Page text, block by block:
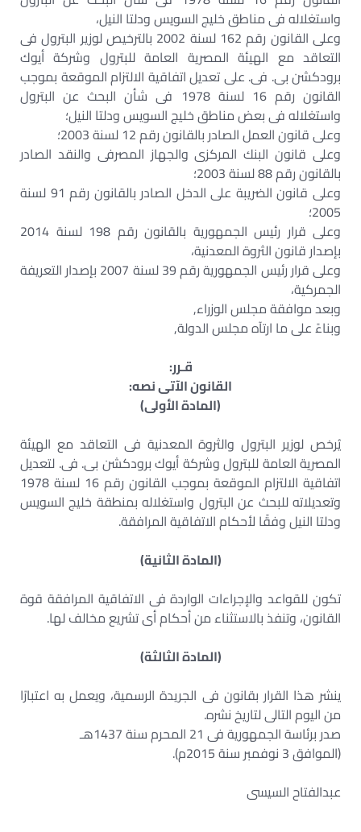
واستغلاله فى مناطق خليج السويس ودلتا النيل،
وعلى القانون رقم 162 لسنة 2002 بالترخيص لوزير البترول فى
التعاقد مع الهيئة المصرية العامة للبترول وشركة أيوك
برودكشن بى. فى. على تعديل اتفاقية الالتزام الموقعة بموجب
القانون رقم 16 لسنة 1978 فى شأن البحث عن البترول
واستغلاله فى بعض مناطق خليج السويس ودلتا النيل؛
وعلى قانون العمل الصادر بالقانون رقم 12 لسنة 2003؛
وعلى قانون البنك المركزى والجهاز المصرفى والنقد الصادر
بالقانون رقم 88 لسنة 2003؛
وعلى قانون الضريبة على الدخل الصادر بالقانون رقم 91 لسنة
2005؛
وعلى قرار رئيس الجمهورية بالقانون رقم 198 لسنة 2014
بإصدار قانون الثروة المعدنية،
وعلى قرار رئيس الجمهورية رقم 39 لسنة 2007 بإصدار التعريفة
الجمركية،
وبعد موافقة مجلس الوزراء,
وبناءً على ما ارتآه مجلس الدولة,
قـرر:
القانون الآتى نصه:
(المادة الأولى)
يُرخص لوزير البترول والثروة المعدنية فى التعاقد مع الهيئة
المصرية العامة للبترول وشركة أيوك برودكشن بى. فى. لتعديل
اتفاقية الالتزام الموقعة بموجب القانون رقم 16 لسنة 1978
وتعديلاته للبحث عن البترول واستغلاله بمنطقة خليج السويس
ودلتا النيل وفقًا لأحكام الاتفاقية المرافقة.
(المادة الثانية)
تكون للقواعد والإجراءات الواردة فى الاتفاقية المرافقة قوة
القانون، وتنفذ بالاستثناء من أحكام أى تشريع مخالف لها.
(المادة الثالثة)
ينشر هذا القرار بقانون فى الجريدة الرسمية، ويعمل به اعتبارًا
من اليوم التالى لتاريخ نشره.
صدر برئاسة الجمهورية فى 21 المحرم سنة 1437هـ
(الموافق 3 نوفمبر سنة 2015م).
عبدالفتاح السيسى